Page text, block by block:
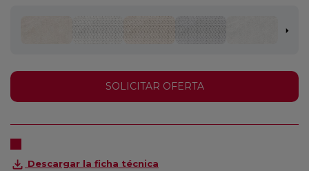
SOLICITAR OFERTA
Descargar la ficha técnica